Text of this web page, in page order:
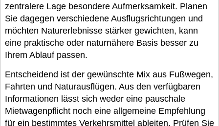
zentralere Lage besondere Aufmerksamkeit. Planen
Sie dagegen verschiedene Ausflugsrichtungen und
möchten Naturerlebnisse stärker gewichten, kann
eine praktische oder naturnähere Basis besser zu
Ihrem Ablauf passen.
Entscheidend ist der gewünschte Mix aus Fußwegen,
Fahrten und Naturausflügen. Aus den verfügbaren
Informationen lässt sich weder eine pauschale
Mietwagenpflicht noch eine allgemeine Empfehlung
für ein bestimmtes Verkehrsmittel ableiten. Prüfen Sie